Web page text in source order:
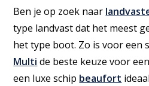
Ben je op zoek naar
type landvast dat het meest
het type boot. Zo is voor een
Multi de beste keuze voor
een luxe schip beaufort